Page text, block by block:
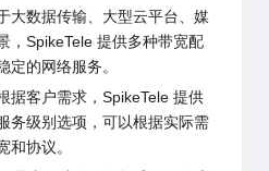
大数据传输、大型云平台、媒
，SpikeTele 提供多种带宽配
定的网络服务。
据客户需求，SpikeTele 提供
务级别选项，可以根据实际需
和协议。